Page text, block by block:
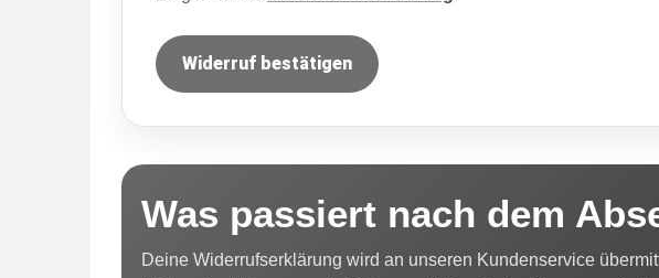
Widerruf bestätigen
Was passiert nach dem
Deine Widerrufserklärung wird an unseren Kundenservice